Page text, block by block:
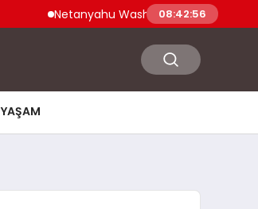
Netanyahu Washington Ziyaretinde ABD
08:42:57
YAŞAM